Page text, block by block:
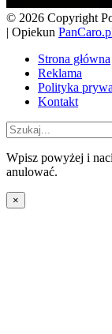
© 2026 Copyright
| Opiekun
Strona główna
Reklama
Polityka
Kontakt
Wpisz powyżej i
anulować.
×